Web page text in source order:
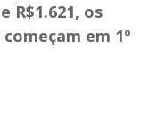
R$1.621, os
em 1º